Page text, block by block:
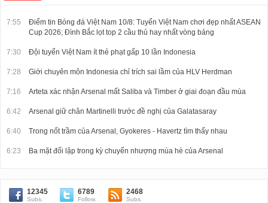
7:55
Điểm tin Bóng đá Việt Nam 10/8: Tuyển Việt Nam chơi đẹp nhất ASEAN
Cup 2026; Đình Bắc lọt top 2 cầu thủ hay nhất vòng bảng
7:30 Đội tuyển Việt Nam ít thẻ phạt gấp 10 lần Indonesia
7:28 Giới chuyên môn Indonesia chỉ trích sai lầm của HLV Herdman
7:16 Arteta xác nhận Arsenal mất Saliba và Timber ở giai đoạn đầu mùa
6:42 Arsenal giữ chân Martinelli trước đề nghị của Galatasaray
6:40 Trong nốt trầm của Arsenal, Gyokeres - Havertz tìm thấy nhau
6:23 Ba mặt đối lập trong kỳ chuyển nhượng mùa hè của Arsenal
12345
Subs.
6789
Follow.
2468
Subs.